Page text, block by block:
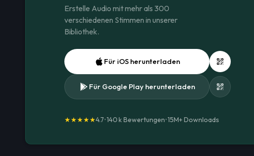
Erstelle Audio mit mehr als 300
verschiedenen Stimmen in unserer
Bibliothek.
Für iOS herunterladen
Für Google Play herunterladen
★★★★★4.7•140 k Bewertungen•15M+Downloads